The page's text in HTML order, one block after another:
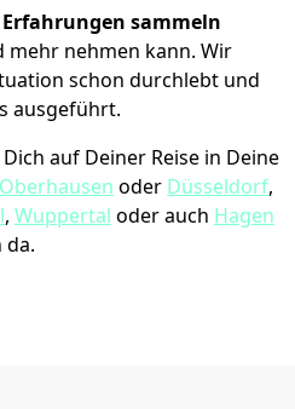
Erfahrungen sammeln
mehr nehmen kann. Wir
schon durchlebt und
ausgeführt.
auf Deiner Reise in Deine
Oberhausen oder Düsseldorf,
, Wuppertal oder auch Hagen
da.